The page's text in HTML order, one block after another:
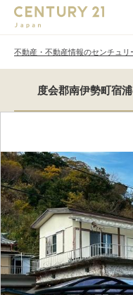
不動産・不動産情報のセンチュリ
度会郡南伊勢町宿